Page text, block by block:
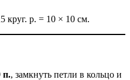
круг. р. = 10 × 10 см.
п., замкнуть петли в кольцо и